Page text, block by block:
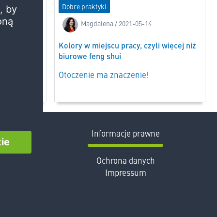
Dobre praktyki
Magdalena / 2021-05-14
Kolory w miejscu pracy, czyli więcej niż
biurowe feng shui
Otoczenie ma znaczenie!
Informacje prawne
Ochrona danych
Impressum